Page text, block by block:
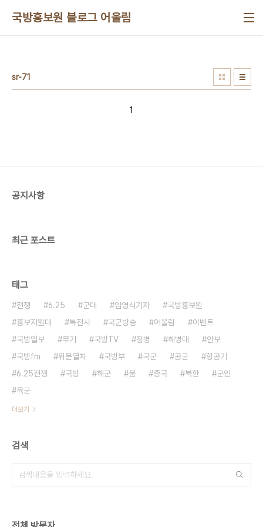
국방홍보원 블로그 어울림
sr-71
1
공지사항
최근 포스트
태그
전쟁 6.25 군대 임영식기자
국방홍보원
홍보지원대
특전사 국군방송 어울림
이벤트
국방일보
무기 국방TV 장병 해병대
안보
국방fm
위문열차 국방부 국군 공군
항공기
6.25전쟁
국방 해군 붐 중국 북한
군인
육군
더보기
검색